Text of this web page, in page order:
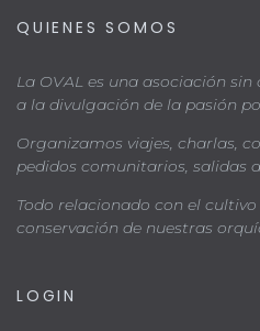
QUIENES SOMOS
La OVAL es una asociación
a la divulgación de la pasión
Organizamos viajes, charlas,
pedidos comunitarios, salidas
Todo relacionado con el
conservación de nuestras
LOGIN